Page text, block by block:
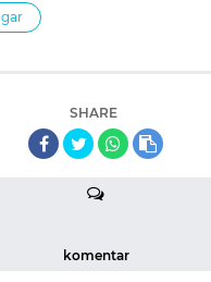
SHARE
komentar